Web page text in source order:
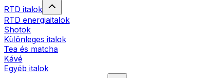
RTD italok
RTD energiaitalok
Shotok
Különleges italok
Tea és matcha
Kávé
Egyéb italok